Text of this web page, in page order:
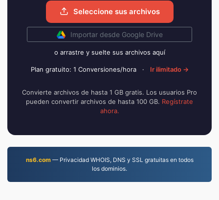
Seleccione sus archivos
Importar desde Google Drive
o arrastre y suelte sus archivos aquí
Plan gratuito: 1 Conversiones/hora · Ir ilimitado →
Convierte archivos de hasta 1 GB gratis. Los usuarios Pro
pueden convertir archivos de hasta 100 GB. Regístrate
ahora.
ns6.com— Privacidad WHOIS, DNS y SSL gratuitas en todos
los dominios.